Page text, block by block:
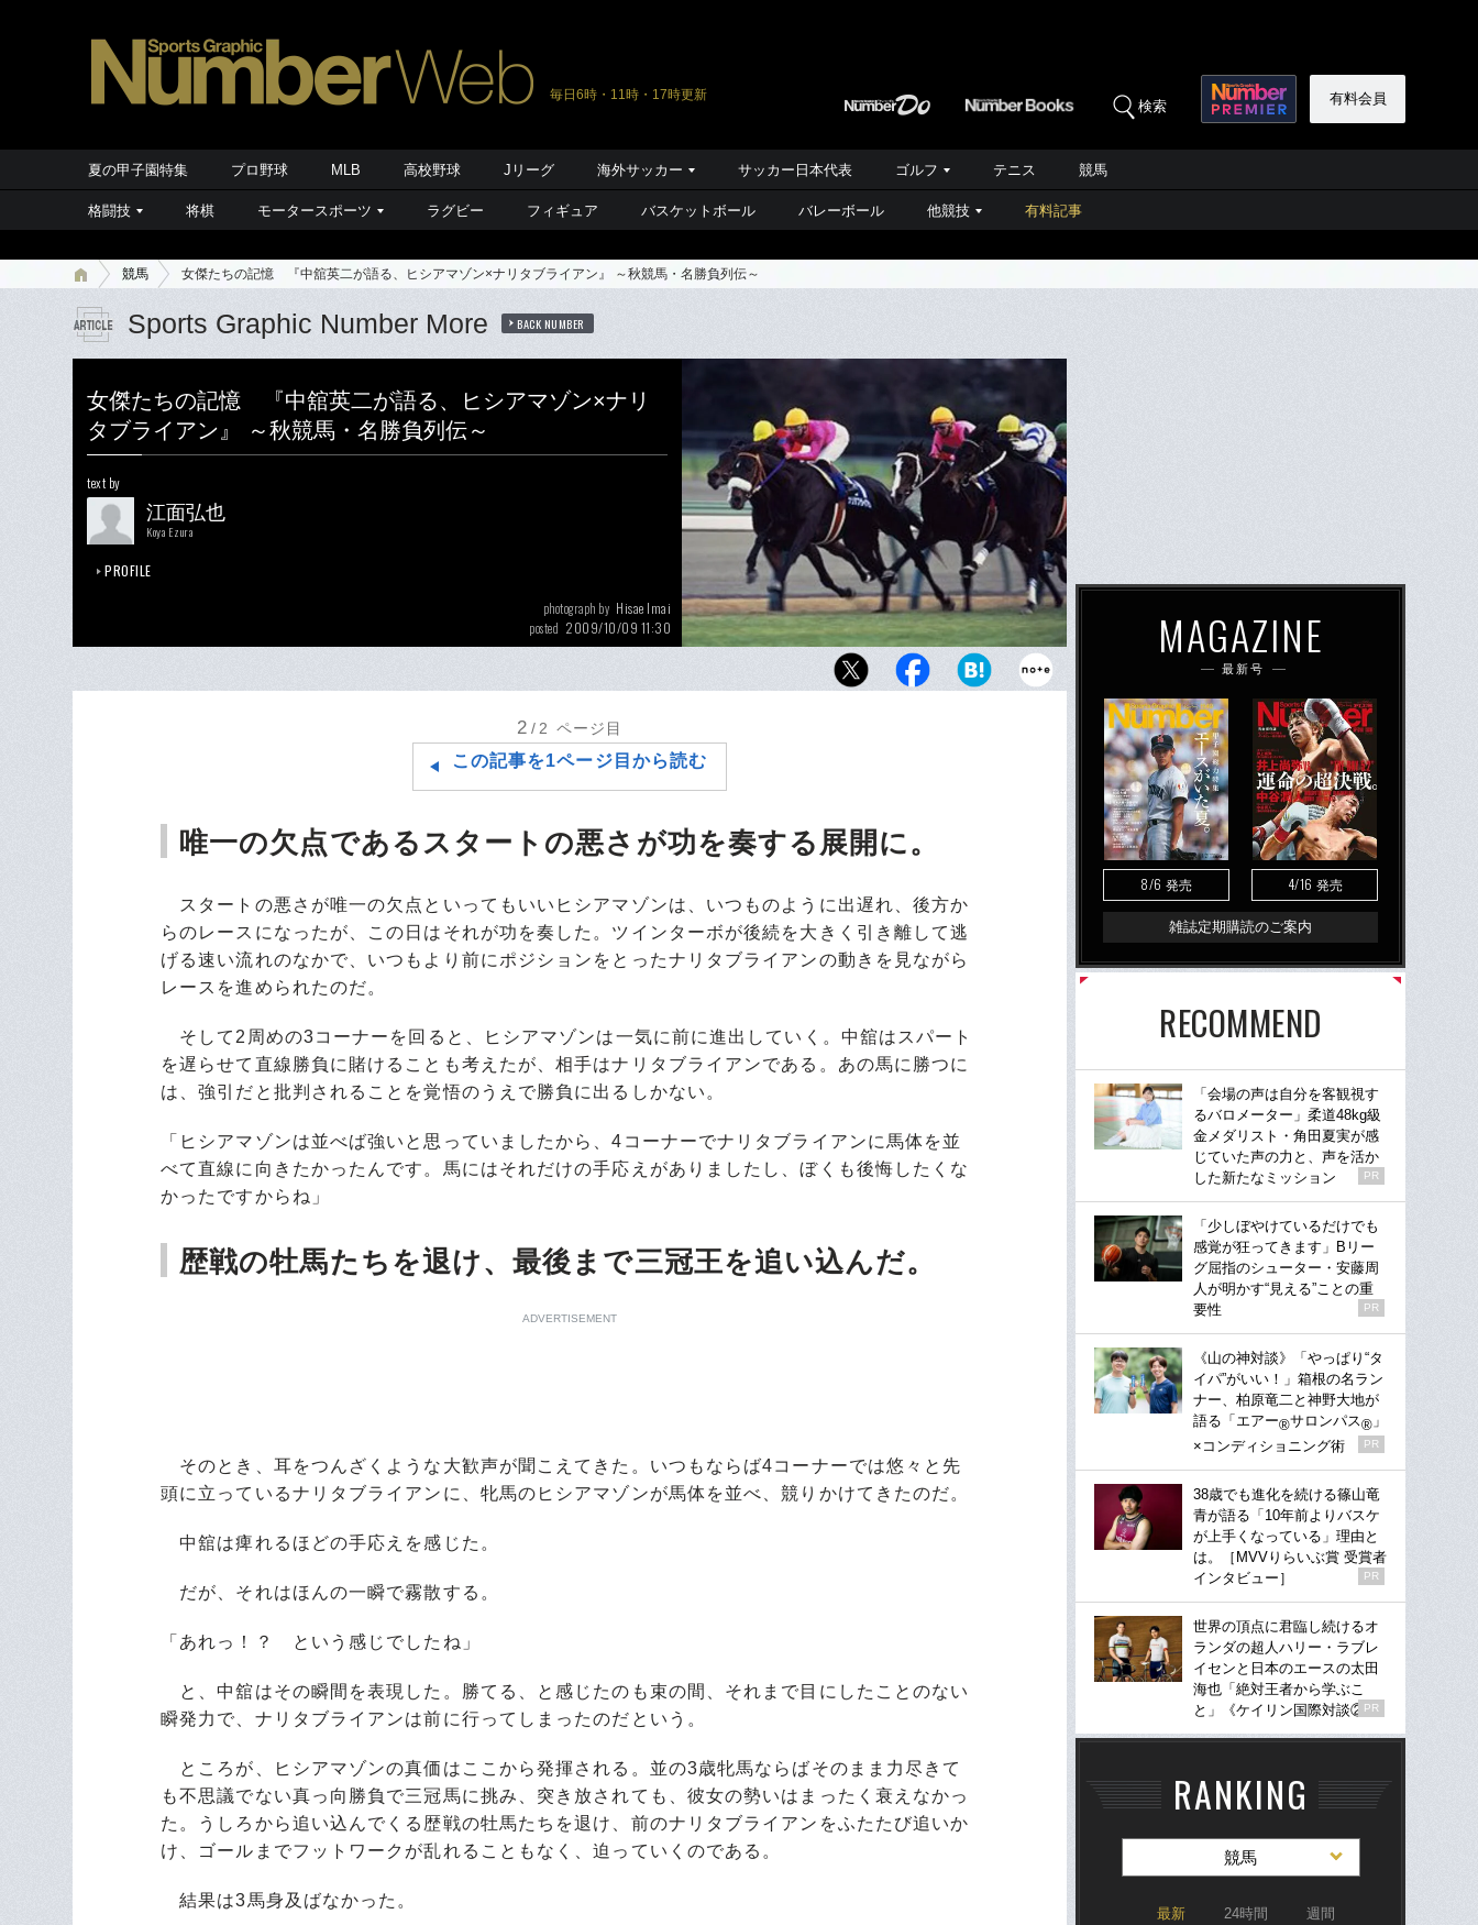
毎日6時・11時・17時更新
検索 有料会員
夏の甲子園特集 プロ野球 MLB 高校野球 Jリーグ 海外サッカー サッカー日本代表 ゴルフ テニス 競馬
格闘技 将棋 モータースポーツ ラグビー フィギュア バスケットボール バレーボール 他競技 有料記事
競馬 女傑たちの記憶 『中舘英二が語る、ヒシアマゾン×ナリタブライアン』 ～秋競馬・名勝負列伝～
Sports Graphic Number More BACK NUMBER
女傑たちの記憶 『中舘英二が語る、ヒシアマゾン×ナリ
タブライアン』 ～秋競馬・名勝負列伝～
text by
江面弘也
Koya Ezura
PROFILE
photograph by Hisae Imai
posted 2009/10/09 11:30
ヒシアマゾン（右端）は、最後の最後まで三冠馬ナリタブ
2 /2 ページ目
この記事を1ページ目から読む
唯一の欠点であるスタートの悪さが功を奏する展開に。
スタートの悪さが唯一の欠点といってもいいヒシアマゾンは、いつものように出遅れ、後方か
らのレースになったが、この日はそれが功を奏した。ツインターボが後続を大きく引き離して逃
げる速い流れのなかで、いつもより前にポジションをとったナリタブライアンの動きを見ながら
レースを進められたのだ。
そして2周めの3コーナーを回ると、ヒシアマゾンは一気に前に進出していく。中舘はスパート
を遅らせて直線勝負に賭けることも考えたが、相手はナリタブライアンである。あの馬に勝つに
は、強引だと批判されることを覚悟のうえで勝負に出るしかない。
「ヒシアマゾンは並べば強いと思っていましたから、4コーナーでナリタブライアンに馬体を並
べて直線に向きたかったんです。馬にはそれだけの手応えがありましたし、ぼくも後悔したくな
かったですからね」
歴戦の牡馬たちを退け、最後まで三冠王を追い込んだ。
ADVERTISEMENT
そのとき、耳をつんざくような大歓声が聞こえてきた。いつもならば4コーナーでは悠々と先
頭に立っているナリタブライアンに、牝馬のヒシアマゾンが馬体を並べ、競りかけてきたのだ。
中舘は痺れるほどの手応えを感じた。
だが、それはほんの一瞬で霧散する。
「あれっ！？ という感じでしたね」
と、中舘はその瞬間を表現した。勝てる、と感じたのも束の間、それまで目にしたことのない
瞬発力で、ナリタブライアンは前に行ってしまったのだという。
ところが、ヒシアマゾンの真価はここから発揮される。並の3歳牝馬ならばそのまま力尽きて
も不思議でない真っ向勝負で三冠馬に挑み、突き放されても、彼女の勢いはまったく衰えなかっ
た。うしろから追い込んでくる歴戦の牡馬たちを退け、前のナリタブライアンをふたたび追いか
け、ゴールまでフットワークが乱れることもなく、迫っていくのである。
結果は3馬身及ばなかった。
MAGAZINE
最新号
8/6 発売 4/16 発売
雑誌定期購読のご案内
RECOMMEND
「会場の声は自分を客観視す
るバロメーター」柔道48kg級
金メダリスト・角田夏実が感
じていた声の力と、声を活か
した新たなミッション
PR
「少しぼやけているだけでも
感覚が狂ってきます」Bリー
グ屈指のシューター・安藤周
人が明かす“見える”ことの重
要性
PR
《山の神対談》「やっぱり“タ
イパ”がいい！」箱根の名ラン
ナー、柏原竜二と神野大地が
語る「エアー®サロンパス® 」
×コンディショニング術
PR
38歳でも進化を続ける篠山竜
青が語る「10年前よりバスケ
が上手くなっている」理由と
は。［MVVりらいぶ賞 受賞者
インタビュー］
PR
世界の頂点に君臨し続けるオ
ランダの超人ハリー・ラブレ
イセンと日本のエースの太田
海也「絶対王者から学ぶこ
と」《ケイリン国際対談②》
PR
RANKING
競馬
最新 24時間 週間